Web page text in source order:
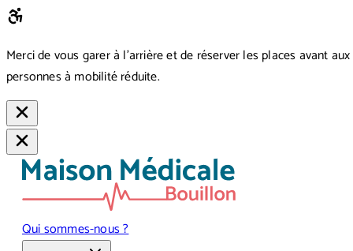
Merci de vous garer à l’arrière et de réserver les places avant aux
personnes à mobilité réduite.
Qui sommes-nous ?